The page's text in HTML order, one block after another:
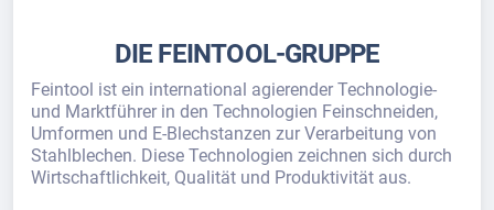
DIE FEINTOOL-GRUPPE
Feintool ist ein international agierender Technologie-
und Marktführer in den Technologien Feinschneiden,
Umformen und E-Blechstanzen zur Verarbeitung von
Stahlblechen. Diese Technologien zeichnen sich durch
Wirtschaftlichkeit, Qualität und Produktivität aus.